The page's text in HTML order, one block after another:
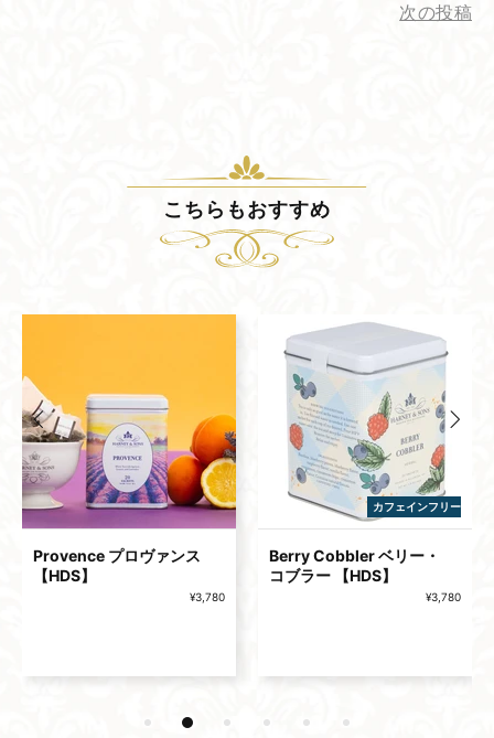
次の投稿
こちらも​おすすめ
Provence プロヴァンス
【HDS】
¥3,780
Berry Cobbler ベリー・​​​​​​
コブラー 【HDS】
¥3,780